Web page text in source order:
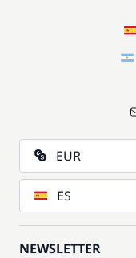
EUR
ES
NEWSLETTER